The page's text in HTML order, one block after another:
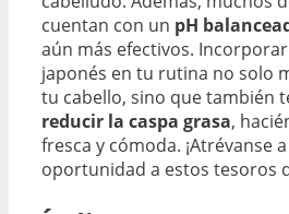
cuentan con un pH
aún más efectivos.
japonés en tu rutina no solo
tu cabello, sino que también
reducir la caspa grasa,
fresca y cómoda. ¡Atrévanse
oportunidad a estos tesoros